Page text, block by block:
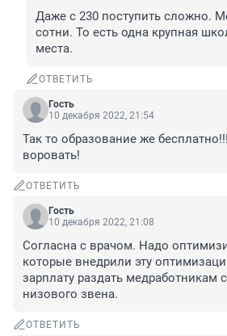
Даже с 230 поступить сложно.
сотни. То есть одна крупная
места.
ОТВЕТИТЬ
Гость
10 декабря 2022, 21:54
Так то образование же
воровать!
ОТВЕТИТЬ
Гость
10 декабря 2022, 21:08
Согласна с врачом. Надо
которые внедрили эту
зарплату раздать медработникам
низового звена.
ОТВЕТИТЬ